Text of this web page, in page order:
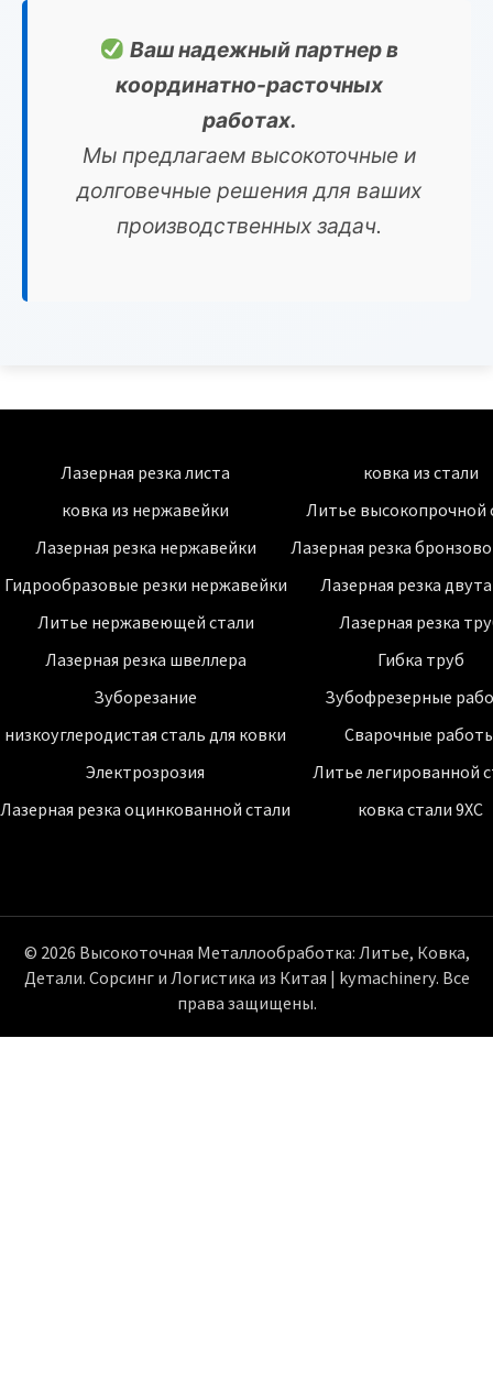
Ваш надежный партнер в
координатно-расточных
работах.
Мы предлагаем высокоточные и
долговечные решения для ваших
производственных задач.
Лазерная резка листа
ковка из нержавейки
Лазерная резка нержавейки
Гидрообразовые резки нержавейки
Литье нержавеющей стали
Лазерная резка швеллера
Зуборезание
низкоуглеродистая сталь для ковки
Электрозрозия
Лазерная резка оцинкованной стали
ковка из стали
Литье высокопрочной
Лазерная резка
Лазерная резка
Лазерная резка
Гибка труб
Зубофрезерные
Сварочные
Литье легированной
ковка стали 9ХС
© 2026 Высокоточная Металлообработка: Литье, Ковка,
Детали. Сорсинг и Логистика из Китая | kymachinery. Все
права защищены.